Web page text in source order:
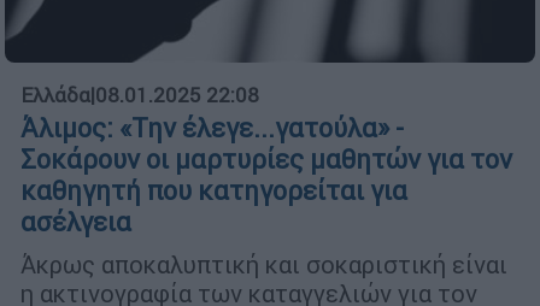
Ελλάδα|08.01.2025 22:08
Άλιμος: «Την έλεγε...γατούλα» -
Σοκάρουν οι μαρτυρίες μαθητών για τον
καθηγητή που κατηγορείται για
ασέλγεια
Άκρως αποκαλυπτική και σοκαριστική είναι
η ακτινογραφία των καταγγελιών για τον